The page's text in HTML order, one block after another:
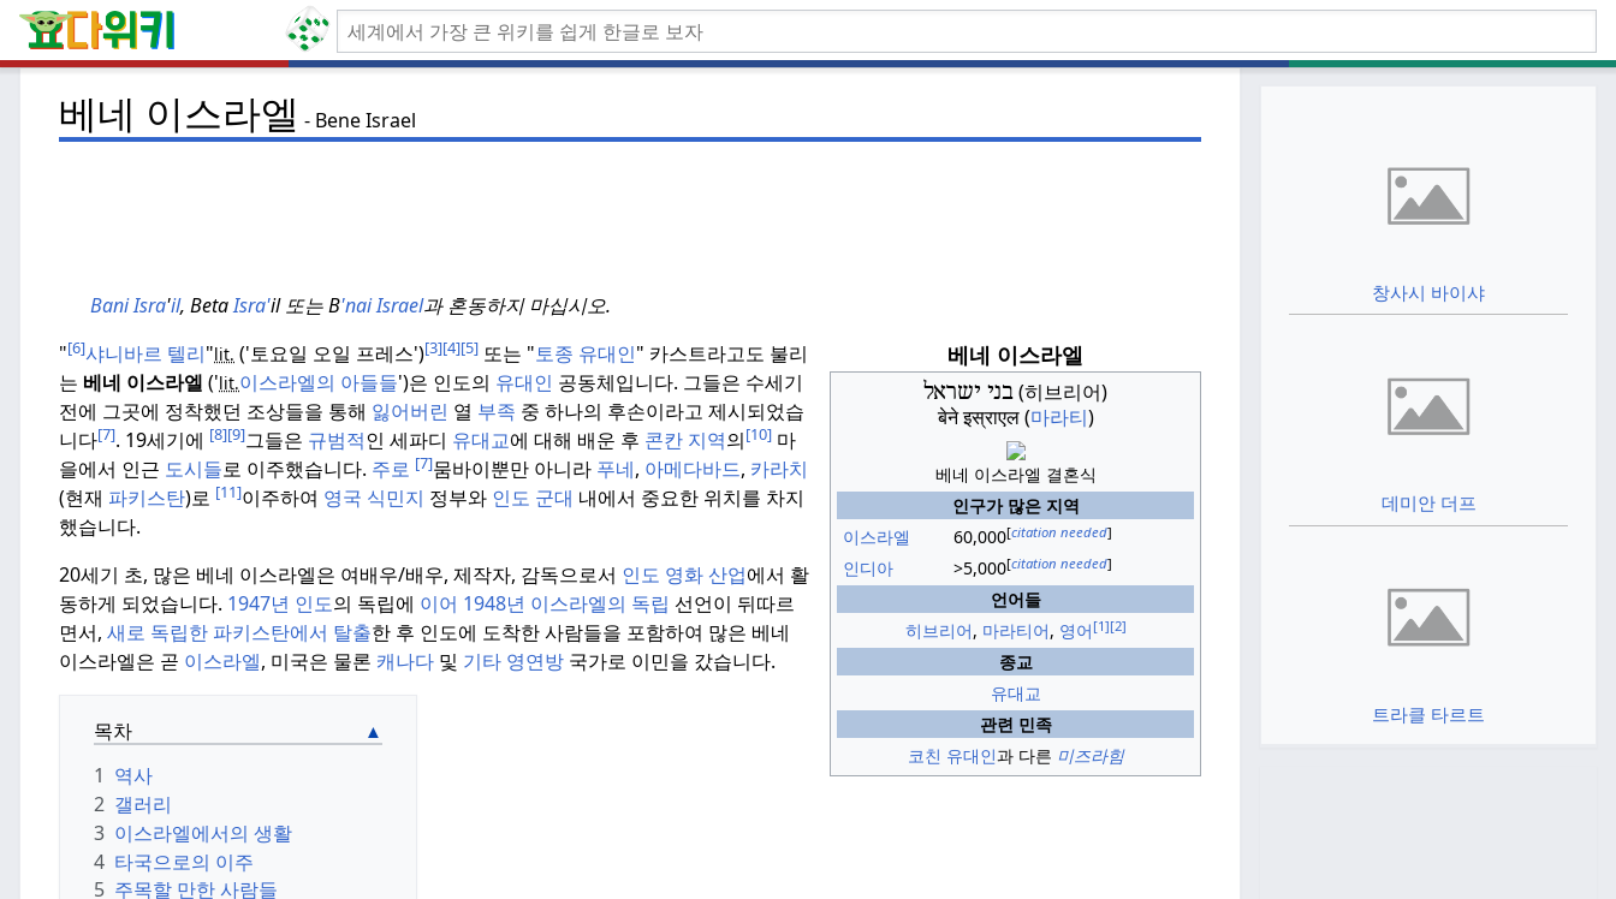
베네 이스라엘 Bene Israel
Bani Isra'il, BetaIsra'il 또는 B'nai Israel과 혼동하지 마십시오.
베네 이스라엘
בני ישראל(히브리어)
बेने इस्राएल(마라티)
베네 이스라엘 결혼식
인구가 많은 지역
이스라엘
60,000[citation needed]
인디아 >5,000[citation needed]
언어들
히브리어, 마라티어, 영어 [1][2]
종교
유대교
관련 민족
코친 유대인과 다른 미즈라힘
"[6]샤니바르 텔리"lit. ('토요일 오일 프레스')[3][4][5] 또는 "토종 유대인" 카스트라고도 불리
는 베네 이스라엘 ('lit.이스라엘의 아들들')은 인도의 유대인 공동체입니다. 그들은 수세기
전에 그곳에 정착했던 조상들을 통해 잃어버린 열 부족 중 하나의 후손이라고 제시되었습
니다[7]. 19세기에 [8][9]그들은 규범적인 세파디 유대교에 대해 배운 후 콘칸 지역의[10] 마
을에서 인근 도시들로 이주했습니다. 주로 [7]뭄바이뿐만 아니라 푸네, 아메다바드, 카라치
(현재 파키스탄)로 [11]이주하여 영국 식민지 정부와 인도 군대 내에서 중요한 위치를 차지
했습니다.
20세기 초, 많은 베네 이스라엘은 여배우/배우, 제작자, 감독으로서 인도 영화 산업에서 활
동하게 되었습니다. 1947년 인도의 독립에 이어 1948년 이스라엘의 독립 선언이 뒤따르
면서, 새로 독립한 파키스탄에서 탈출한 후 인도에 도착한 사람들을 포함하여 많은 베네
이스라엘은 곧 이스라엘, 미국은 물론 캐나다 및 기타 영연방 국가로 이민을 갔습니다.
목차
1 역사
2 갤러리
3 이스라엘에서의 생활
4 타국으로의 이주
5 주목할 만한 사람들
창사시 바이샤
데미안 더프
트라클 타르트